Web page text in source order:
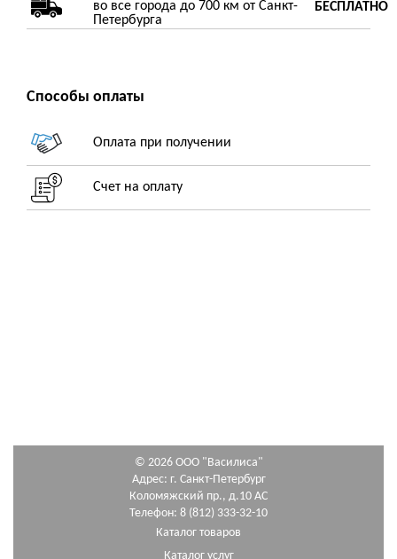
во все города до 700 км от Санкт-
Петербурга
БЕСПЛАТНО
Способы оплаты
Оплата при получении
Счет на оплату
© 2026 ООО "Василиса"
Адрес: г. Санкт-Петербург
Коломяжский пр., д.10 АС
Телефон: 8 (812) 333-32-10
Каталог товаров
Каталог услуг